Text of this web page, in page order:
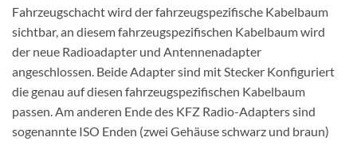
Fahrzeugschacht wird der fahrzeugspezifische Kabelbaum
sichtbar, an diesem fahrzeugspezifischen Kabelbaum wird
der neue Radioadapter und Antennenadapter
angeschlossen. Beide Adapter sind mit Stecker Konfiguriert
die genau auf diesen fahrzeugspezifischen Kabelbaum
passen. Am anderen Ende des KFZ Radio-Adapters sind
sogenannte ISO Enden (zwei Gehäuse schwarz und braun)